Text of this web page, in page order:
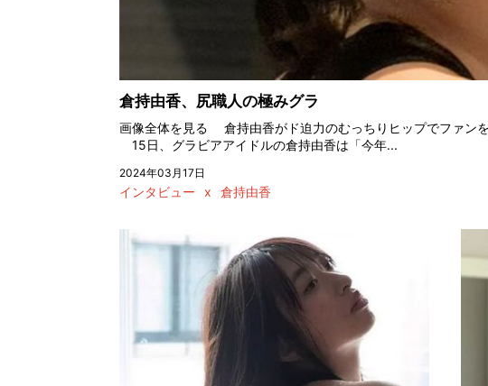
倉持由香、尻職人の極みグラ
画像全体を見る 倉持由香がド迫力のむっちりヒップでファン
15日、グラビアアイドルの倉持由香は「今年...
2024年03月17日
インタビュー x 倉持由香